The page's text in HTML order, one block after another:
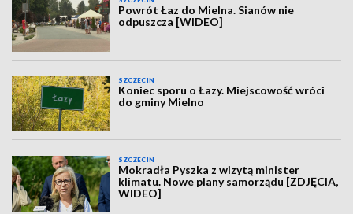
Powrót Łaz do Mielna. Sianów nie
odpuszcza [WIDEO]
SZCZECIN
Koniec sporu o Łazy. Miejscowość wróci
do gminy Mielno
SZCZECIN
Mokradła Pyszka z wizytą minister
klimatu. Nowe plany samorządu [ZDJĘCIA,
WIDEO]